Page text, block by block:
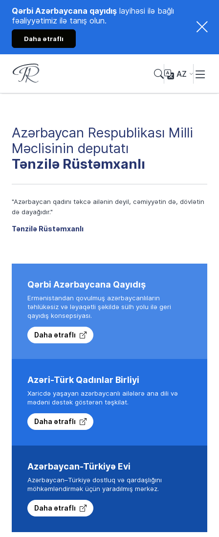
Qərbi Azərbaycana qayıdış layihəsi ilə bağlı
fəaliyyətimiz ilə tanış olun.
Daha ətraflı
Tənzilə Rüstəmxanlı
AZ
Azərbaycan Respublikası Milli
Məclisinin deputatı
Tənzilə Rüstəmxanlı
"Azərbaycan qadını təkcə ailənin deyil, cəmiyyətin də, dövlətin
də dayağıdır."
Tənzilə Rüstəmxanlı
Qərbi Azərbaycana Qayıdış
Ermənistandan qovulmuş azərbaycanlıların
təhlükəsiz və ləyaqətli şəkildə sülh yolu ilə geri
qayıdış konsepsiyası.
Daha ətraflı
Azəri-Türk Qadınlar Birliyi
Xaricdə yaşayan azərbaycanlı ailələrə ana dili və
mədəni dəstək göstərən təşkilat.
Daha ətraflı
Azərbaycan-Türkiyə Evi
Azərbaycan–Türkiyə dostluq və qardaşlığını
möhkəmləndirmək üçün yaradılmış mərkəz.
Daha ətraflı